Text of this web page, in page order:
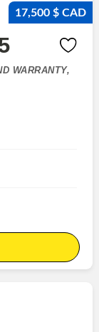
17,500 $ CAD
WARRANTY,